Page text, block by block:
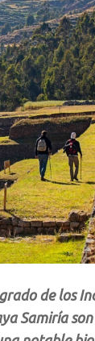
de los
Samiría